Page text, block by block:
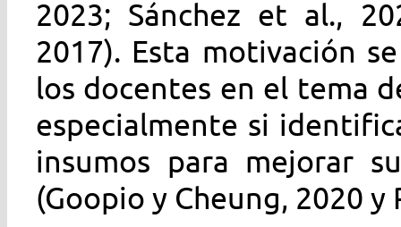
2023; Sánchez et al.,
2017). Esta motivación
los docentes en el tema
especialmente si
insumos para mejorar
(Goopio y Cheung, 2020 y